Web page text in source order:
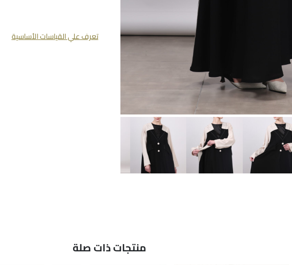
تعرف علي القياسات الأساسية
منتجات ذات صلة